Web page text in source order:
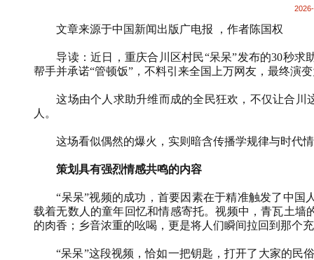
文章来源于中国新闻出版广电报 ，作者陈国权
导读：近日，重庆合川区村民“呆呆”发布的30秒求
帮手并承诺“管顿饭”，不料引来全国上万网友，最终演
这场由个人求助升维而成的全民狂欢，不仅让合川
人。
这场看似偶然的爆火，实则暗含传播学规律与时代
策划具有强烈情感共鸣的内容
“呆呆”视频的成功，首要因素在于精准触发了中
载着无数人的童年回忆和情感寄托。视频中，青瓦土
的肉香；乡音浓重的吆喝，更是将人们瞬间拉回到那个
“呆呆”这段视频，恰如一把钥匙，打开了大家的民